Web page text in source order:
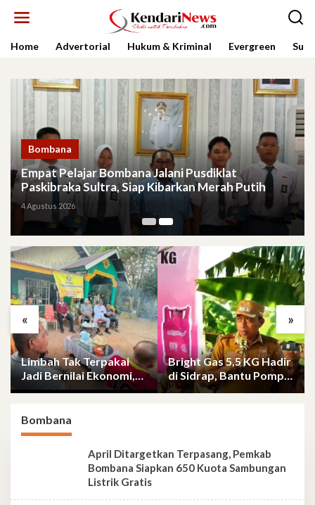
Home
Advertorial Hukum & Kriminal Evergreen
Bombana
Empat Pelajar Bombana Jalani Pusdiklat
Paskibraka Sultra, Siap Kibarkan Merah Putih
4 Agustus 2026
« »
Limbah Tak Terpakai
Jadi Bernilai Ekonomi,
KKN UHO Olah Kelapa
Briket
Bright Gas 5,5 KG Hadir
di Sidrap, Bantu Pompa
Air Sawah Hingga
Bombana
April Ditargetkan Terpasang, Pemkab
Bombana Siapkan 650 Kuota Sambungan
Listrik Gratis